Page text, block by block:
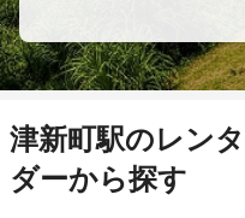
津新町駅のレン
ダーから探す